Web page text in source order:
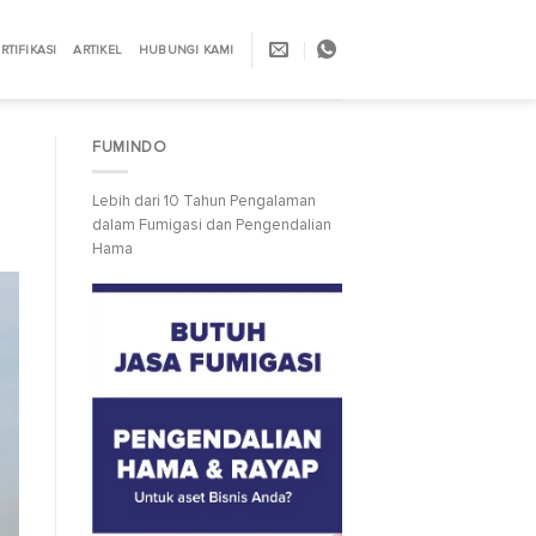
ARTIKEL HUBUNGI KAMI
FUMINDO
Lebih dari 10 Tahun Pengalaman
dalam Fumigasi dan Pengendalian
Hama